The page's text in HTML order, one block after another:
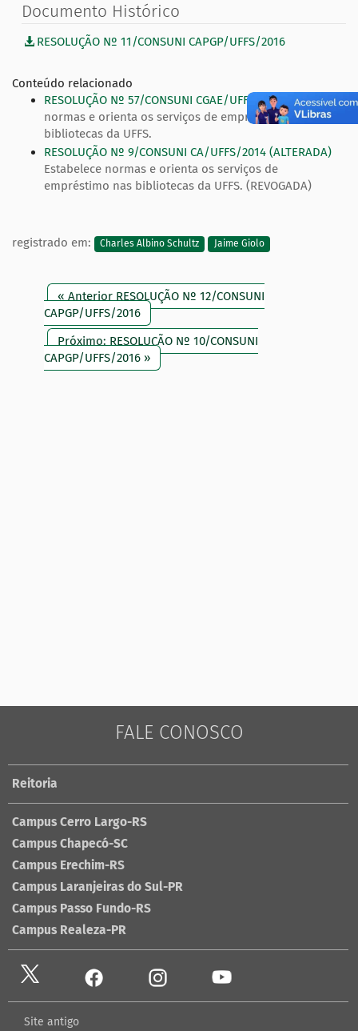
Documento Histórico
RESOLUÇÃO Nº 11/CONSUNI CAPGP/UFFS/2016
Conteúdo relacionado
RESOLUÇÃO Nº 57/CONSUNI CGAE/UFFS/2024
Estabelece
normas e orienta os serviços de empréstimo nas
bibliotecas da UFFS.
RESOLUÇÃO Nº 9/CONSUNI CA/UFFS/2014 (ALTERADA)
Estabelece normas e orienta os serviços de
empréstimo nas bibliotecas da UFFS. (REVOGADA)
registrado em: Charles Albino Schultz Jaime Giolo
« Anterior RESOLUÇÃO Nº 12/CONSUNI
CAPGP/UFFS/2016
Próximo: RESOLUÇÃO Nº 10/CONSUNI
CAPGP/UFFS/2016 »
FALE CONOSCO
Reitoria
Campus Cerro Largo-RS
Campus Chapecó-SC
Campus Erechim-RS
Campus Laranjeiras do Sul-PR
Campus Passo Fundo-RS
Campus Realeza-PR
Site antigo